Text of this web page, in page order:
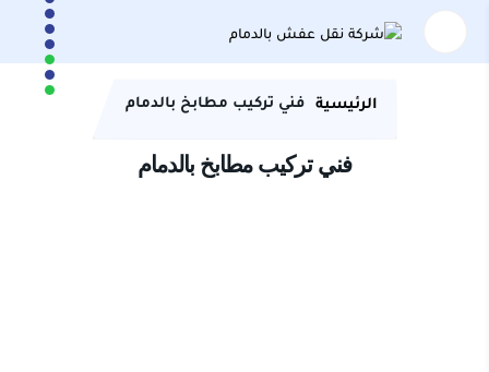
الرئيسية فني تركيب مطابخ بالدمام
فني تركيب مطابخ بالدمام